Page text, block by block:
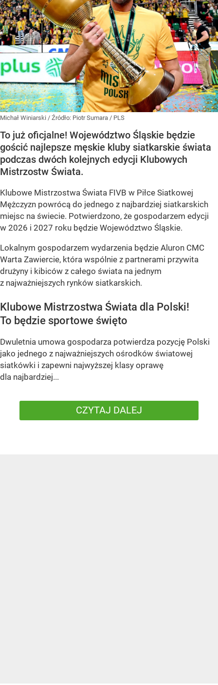
Michał Winiarski / Źródło: Piotr Sumara / PLS
To już oficjalne! Województwo Śląskie będzie
gościć najlepsze męskie kluby siatkarskie świata
podczas dwóch kolejnych edycji Klubowych
Mistrzostw Świata.
Klubowe Mistrzostwa Świata FIVB w Piłce Siatkowej
Mężczyzn powrócą do jednego z najbardziej siatkarskich
miejsc na świecie. Potwierdzono, że gospodarzem edycji
w 2026 i 2027 roku będzie Województwo Śląskie.
Lokalnym gospodarzem wydarzenia będzie Aluron CMC
Warta Zawiercie, która wspólnie z partnerami przywita
drużyny i kibiców z całego świata na jednym
z najważniejszych rynków siatkarskich.
Klubowe Mistrzostwa Świata dla Polski!
To będzie sportowe święto
Dwuletnia umowa gospodarza potwierdza pozycję Polski
jako jednego z najważniejszych ośrodków światowej
siatkówki i zapewni najwyższej klasy oprawę
dla najbardziej...
CZYTAJ DALEJ